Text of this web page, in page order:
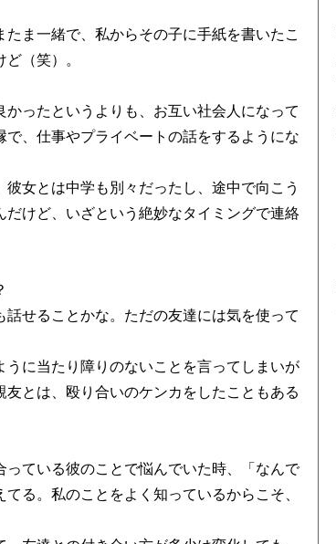
ま一緒で、私からその子に手紙を書いたこ
（笑）。
ったというよりも、お互い社会人になって
、仕事やプライベートの話をするようにな
女とは中学も別々だったし、途中で向こう
けど、いざという絶妙なタイミングで連絡
せることかな。ただの友達には気を使って
に当たり障りのないことを言ってしまいが
とは、殴り合いのケンカをしたこともある
ている彼のことで悩んでいた時、「なんで
る。私のことをよく知っているからこそ、